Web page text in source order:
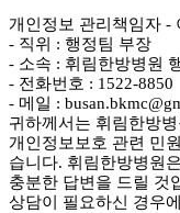
개인정보 관리책임자 -
- 직위 : 행정팀 부장
- 소속 : 휘림한방병원
- 전화번호 : 1522-8850
- 메일 :
귀하께서는 휘림한방
개인정보보호 관련 민
습니다. 휘림한방병원
충분한 답변을 드릴 것
상담이 필요하신 경우